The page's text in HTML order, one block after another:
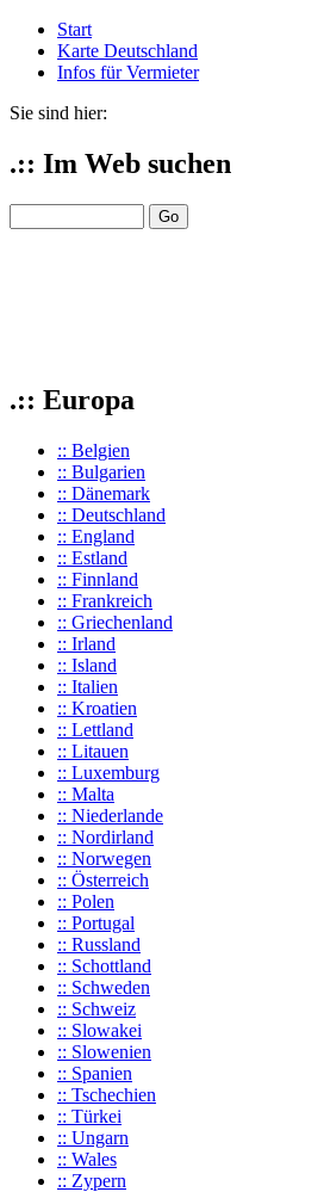
Start
Karte Deutschland
Infos für Vermieter
Sie sind hier:
.:: Im Web suchen
.:: Europa
:: Belgien
:: Bulgarien
:: Dänemark
:: Deutschland
:: England
:: Estland
:: Finnland
:: Frankreich
:: Griechenland
:: Irland
:: Island
:: Italien
:: Kroatien
:: Lettland
:: Litauen
:: Luxemburg
:: Malta
:: Niederlande
:: Nordirland
:: Norwegen
:: Österreich
:: Polen
:: Portugal
:: Russland
:: Schottland
:: Schweden
:: Schweiz
:: Slowakei
:: Slowenien
:: Spanien
:: Tschechien
:: Türkei
:: Ungarn
:: Wales
:: Zypern